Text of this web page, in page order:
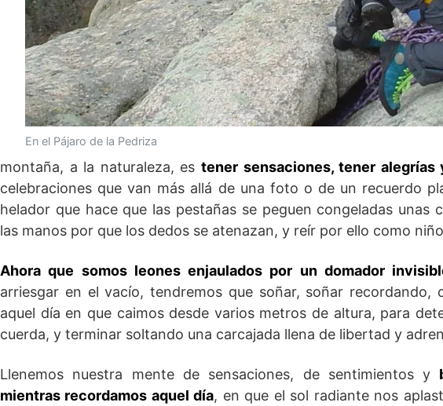
En el Pájaro de la Pedriza
montaña, a la naturaleza, es tener sensaciones, tener alegrías
celebraciones que van más allá de una foto o de un recuerdo
helador que hace que las pestañas se peguen congeladas unas
las manos por que los dedos se atenazan, y reír por ello como
Ahora que somos leones enjaulados por un domador
arriesgar en el vacío, tendremos que soñar, soñar recordando,
aquel día en que caimos desde varios metros de altura, para
cuerda, y terminar soltando una carcajada llena de libertad y
Llenemos nuestra mente de sensaciones, de sentimientos y
mientras recordamos aquel día, en que el sol radiante nos